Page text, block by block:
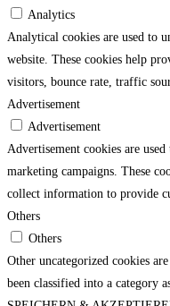
Analytics
Analytical cookies are used to
website. These cookies help
visitors, bounce rate, traffic
Advertisement
Advertisement
Advertisement cookies are
marketing campaigns. These
collect information to provide
Others
Others
Other uncategorized cookies
been classified into a category